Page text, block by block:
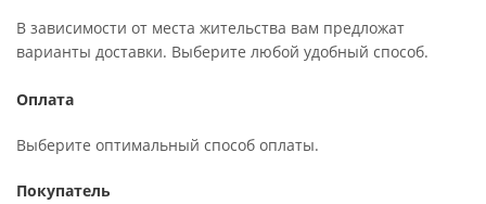
В зависимости от места жительства вам предложат
варианты доставки. Выберите любой удобный способ.
Оплата
Выберите оптимальный способ оплаты.
Покупатель